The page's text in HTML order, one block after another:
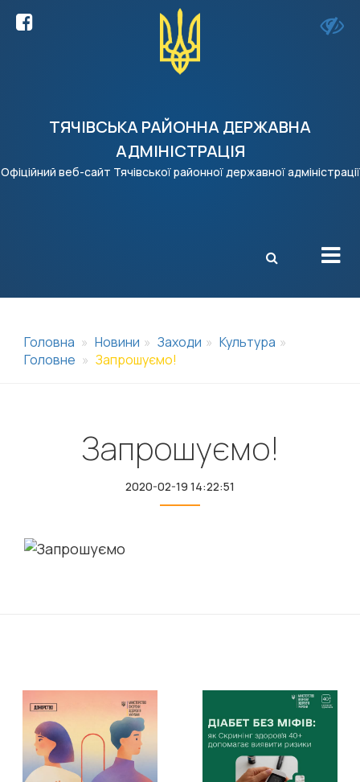
ТЯЧІВСЬКА РАЙОННА ДЕРЖАВНА
АДМІНІСТРАЦІЯ
Офіційний веб-сайт Тячівської районної державної адміністрації
Головна Новини Заходи
Культура
Головне
Запрошуємо!
Запрошуємо!
2020-02-19 14:22:51